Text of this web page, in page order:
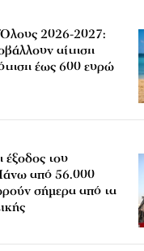
2026-2027:
αίτηση
έως 600 ευρώ
του
από 56.000
σήμερα από τα